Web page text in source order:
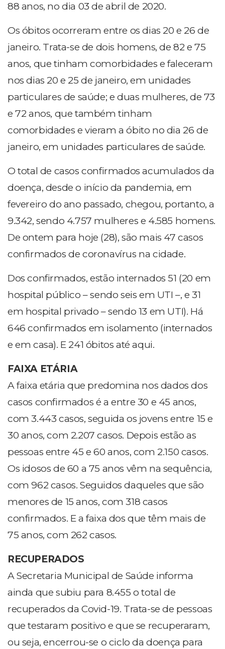
88 anos, no dia 03 de abril de 2020.
Os óbitos ocorreram entre os dias 20 e 26 de
janeiro. Trata-se de dois homens, de 82 e 75
anos, que tinham comorbidades e faleceram
nos dias 20 e 25 de janeiro, em unidades
particulares de saúde; e duas mulheres, de 73
e 72 anos, que também tinham
comorbidades e vieram a óbito no dia 26 de
janeiro, em unidades particulares de saúde.
O total de casos confirmados acumulados da
doença, desde o início da pandemia, em
fevereiro do ano passado, chegou, portanto, a
9.342, sendo 4.757 mulheres e 4.585 homens.
De ontem para hoje (28), são mais 47 casos
confirmados de coronavírus na cidade.
Dos confirmados, estão internados 51 (20 em
hospital público – sendo seis em UTI –, e 31
em hospital privado – sendo 13 em UTI). Há
646 confirmados em isolamento (internados
e em casa). E 241 óbitos até aqui.
FAIXA ETÁRIA
A faixa etária que predomina nos dados dos
casos confirmados é a entre 30 e 45 anos,
com 3.443 casos, seguida os jovens entre 15 e
30 anos, com 2.207 casos. Depois estão as
pessoas entre 45 e 60 anos, com 2.150 casos.
Os idosos de 60 a 75 anos vêm na sequência,
com 962 casos. Seguidos daqueles que são
menores de 15 anos, com 318 casos
confirmados. E a faixa dos que têm mais de
75 anos, com 262 casos.
RECUPERADOS
A Secretaria Municipal de Saúde informa
ainda que subiu para 8.455 o total de
recuperados da Covid-19. Trata-se de pessoas
que testaram positivo e que se recuperaram,
ou seja, encerrou-se o ciclo da doença para